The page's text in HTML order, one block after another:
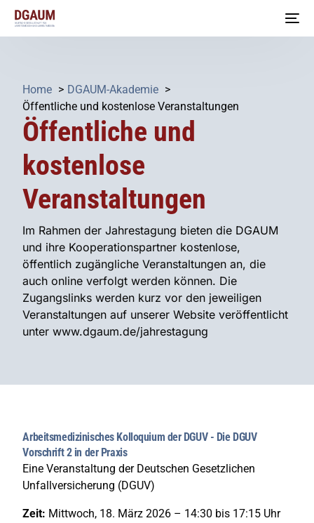
Home
DGAUM-Akademie
Öffentliche und kostenlose Veranstaltungen
Öffentliche und
kostenlose
Veranstaltungen
Im Rahmen der Jahrestagung bieten die DGAUM
und ihre Kooperationspartner kostenlose,
öffentlich zugängliche Veranstaltungen an, die
auch online verfolgt werden können. Die
Zugangslinks werden kurz vor den jeweiligen
Veranstaltungen auf unserer Website veröffentlicht
unter www.dgaum.de/jahrestagung
Arbeitsmedizinisches Kolloquium der DGUV - Die DGUV
Vorschrift 2 in der Praxis
Eine Veranstaltung der Deutschen Gesetzlichen
Unfallversicherung (DGUV)
Zeit: Mittwoch, 18. März 2026 – 14:30 bis 17:15 Uhr